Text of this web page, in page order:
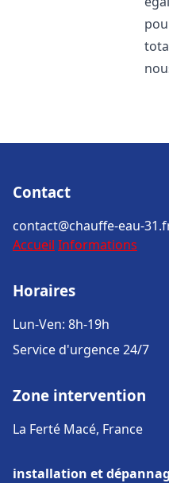
Contact
contact@chauffe-eau-
Accueil Informations
Horaires
Lun-Ven: 8h-19h
Service d'urgence 24/7
Zone intervention
La Ferté Macé, France
installation et